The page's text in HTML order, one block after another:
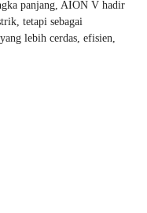
panjang, AION V hadir
tetapi sebagai
lebih cerdas, efisien,